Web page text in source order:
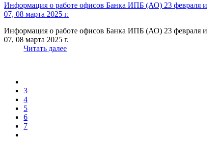
Информация о работе офисов Банка ИПБ (АО) 23 февраля и
07, 08 марта 2025 г.
Информация о работе офисов Банка ИПБ (АО) 23 февраля и
07, 08 марта 2025 г.
Читать далее
3
4
5
6
7